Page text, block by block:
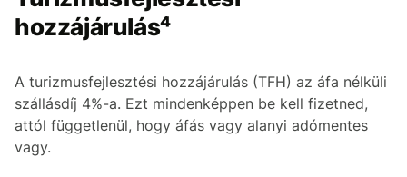
hozzájárulás⁴
A turizmusfejlesztési hozzájárulás (TFH) az áfa nélküli
szállásdíj 4%-a. Ezt mindenképpen be kell fizetned,
attól függetlenül, hogy áfás vagy alanyi adómentes
vagy.